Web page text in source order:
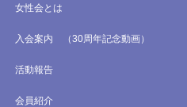
女性会とは
入会案内 （30周年記念動画）
活動報告
会員紹介